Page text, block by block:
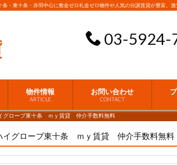
・東十条・赤羽中心に敷金ゼロ礼金ゼロ物件や人気の分譲賃貸が豊富。
03-5924-
物件情報
ARTICLE
お問い合わせ
CONTACT
グローブ東十条 ｍｙ賃貸 仲介手数料無料
イグローブ東十条 ｍｙ賃貸 仲介手数料無料